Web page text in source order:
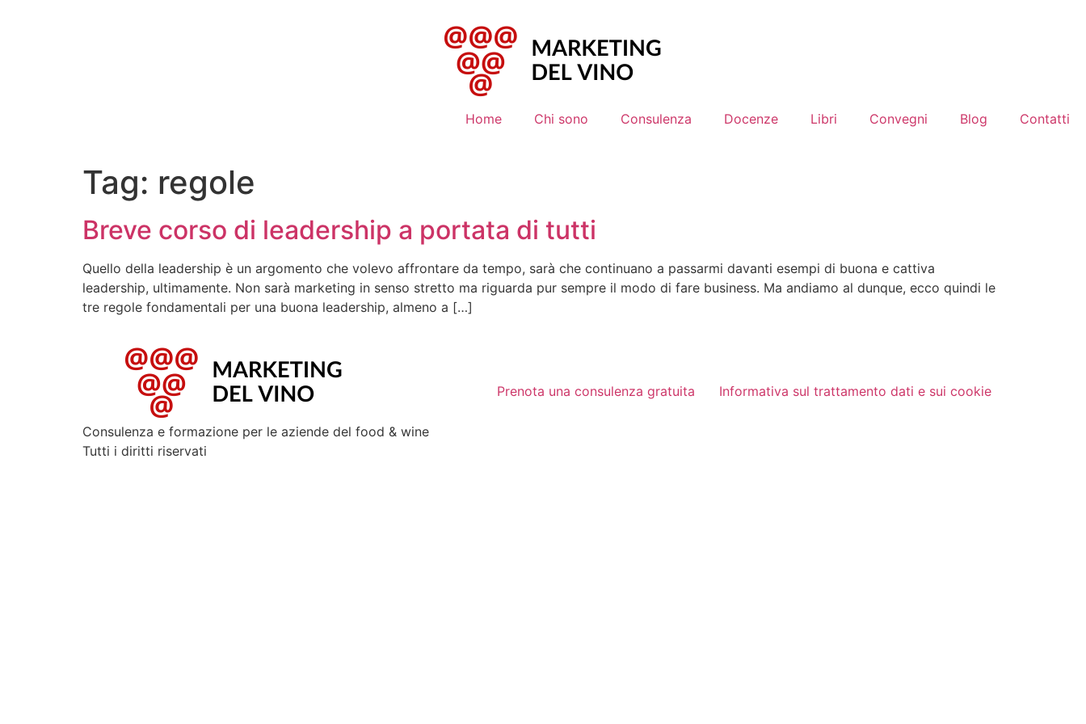
Home Chi sono Consulenza Docenze Libri Convegni Blog Contatti
Tag: regole
Breve corso di leadership a portata di tutti
Quello della leadership è un argomento che volevo affrontare da tempo, sarà che continuano a passarmi davanti esempi di buona e cattiva
leadership, ultimamente. Non sarà marketing in senso stretto ma riguarda pur sempre il modo di fare business. Ma andiamo al dunque, ecco quindi le
tre regole fondamentali per una buona leadership, almeno a […]
Consulenza e formazione per le aziende del food & wine
Prenota una consulenza gratuita Informativa sul trattamento dati e sui cookie
Tutti i diritti riservati